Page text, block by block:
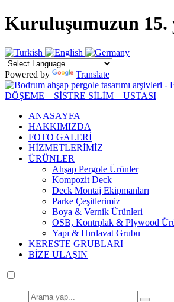
Kuruluşumuzun 15.
Powered by Translate
ANASAYFA
HAKKIMIZDA
FOTO GALERİ
HİZMETLERİMİZ
ÜRÜNLER
Ahşap Pergole Ürünler
Kompozit Deck
Deck Montaj Ekipmanları
Parke Çeşitlerimiz
Boya & Vernik Ürünleri
OSB, Kontrplak & Plywood
Yapı & Hırdavat Grubu
KERESTE GRUBLARI
BİZE ULAŞIN